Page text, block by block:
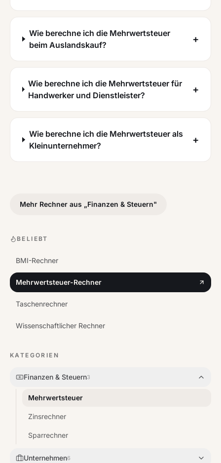
BELIEBT
BMI-Rechner
Mehrwertsteuer-Rechner
Taschenrechner
Wissenschaftlicher Rechner
KATEGORIEN
Finanzen & Steuern3
Mehrwertsteuer
Zinsrechner
Sparrechner
Unternehmen6
Wie berechne ich die Mehrwertsteuer
beim Auslandskauf?
+
Wie berechne ich die Mehrwertsteuer für
Handwerker und Dienstleister?
+
Wie berechne ich die Mehrwertsteuer als
Kleinunternehmer?
+
Mehr Rechner aus „Finanzen & Steuern"